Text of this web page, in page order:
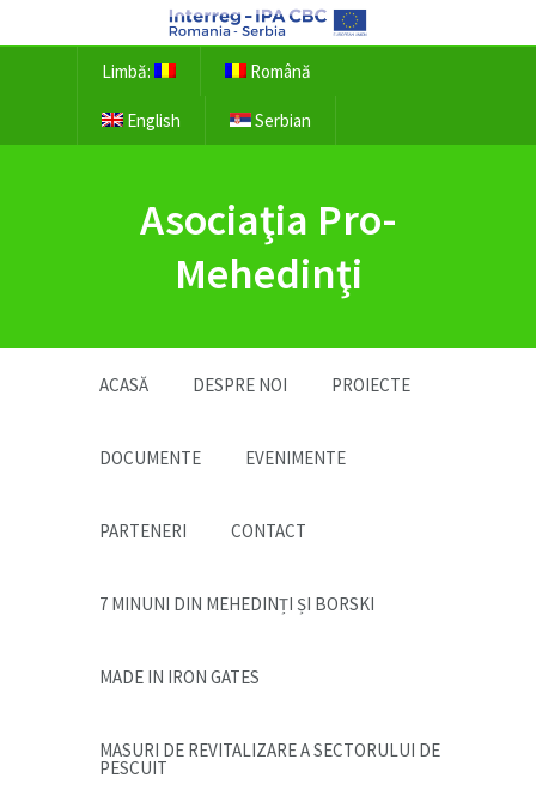
Limbă: Română
English Serbian
Asociaţia Pro-
Mehedinţi
ACASĂ DESPRE NOI PROIECTE
DOCUMENTE EVENIMENTE
PARTENERI CONTACT
7 MINUNI DIN MEHEDINȚI ȘI BORSKI
MADE IN IRON GATES
MASURI DE REVITALIZARE A SECTORULUI DE
PESCUIT